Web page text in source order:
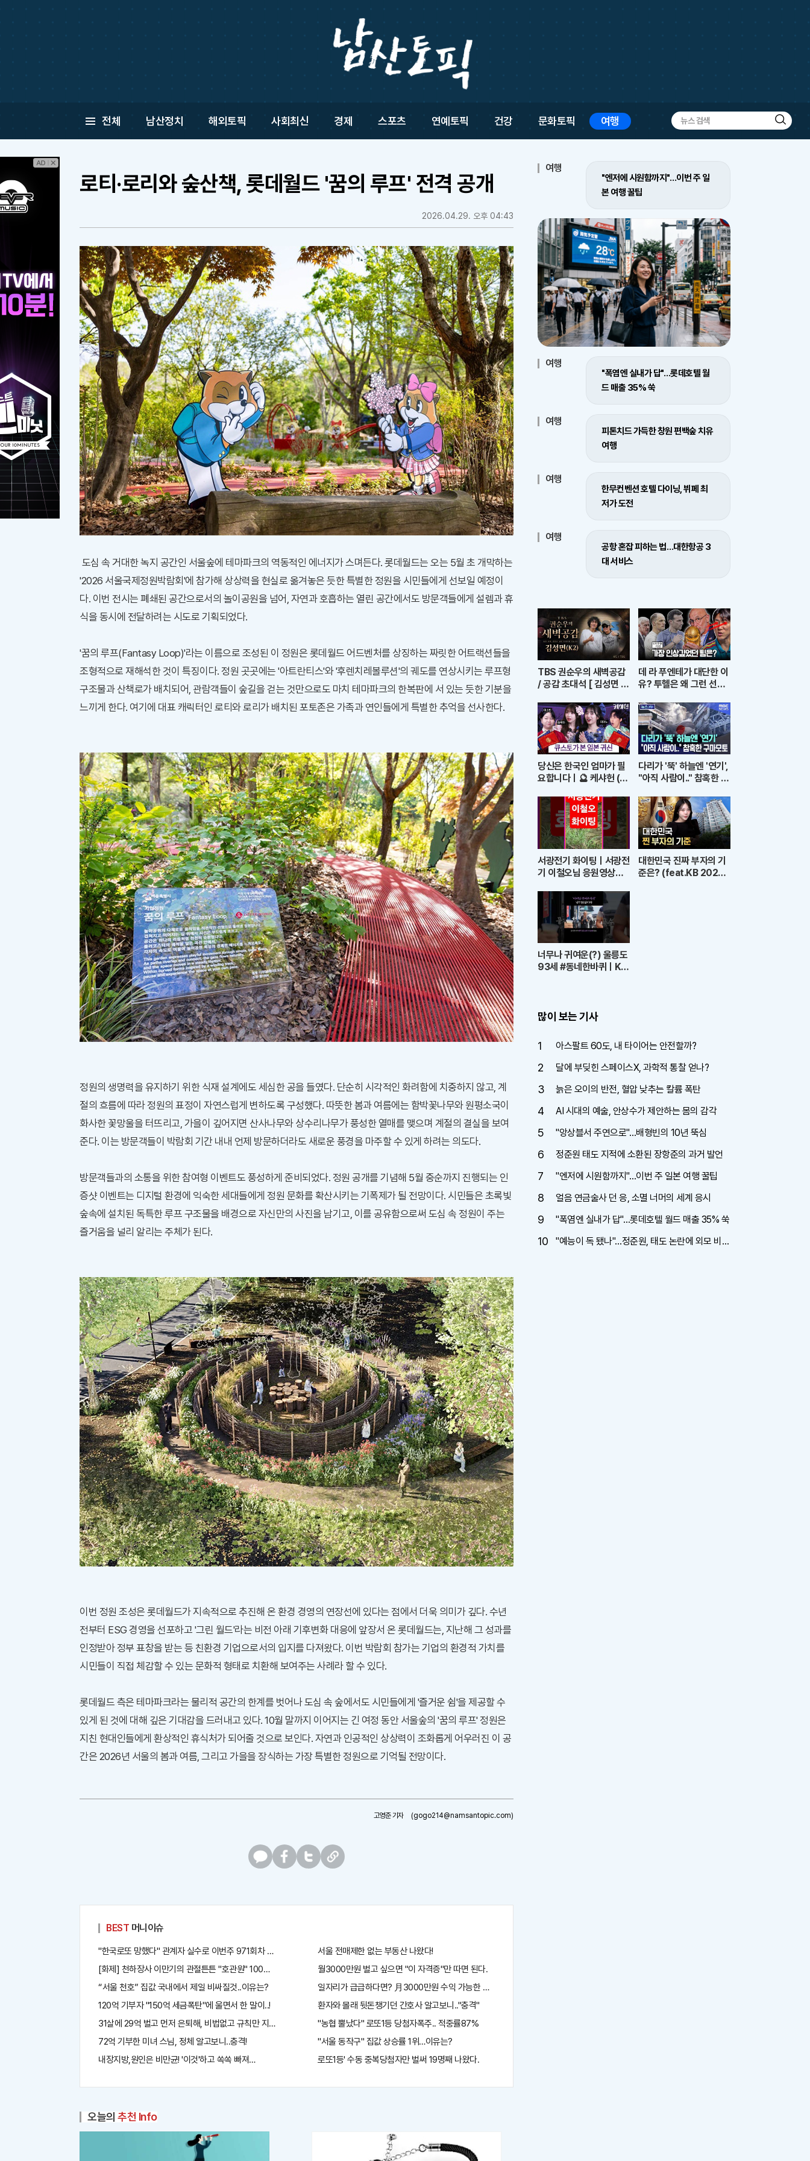
검
색
전체 남산정치 해외토픽 사회최신 경제 스포츠 연예토픽 건강 문화토픽 여행
로티·로리와 숲산책, 롯데월드 '꿈의 루프' 전격 공개
2026.04.29. 오후 04:43
도심 속 거대한 녹지 공간인 서울숲에 테마파크의 역동적인 에너지가 스며든다. 롯데월드는 오는 5월 초 개막하는
'2026 서울국제정원박람회'에 참가해 상상력을 현실로 옮겨놓은 듯한 특별한 정원을 시민들에게 선보일 예정이
다. 이번 전시는 폐쇄된 공간으로서의 놀이공원을 넘어, 자연과 호흡하는 열린 공간에서도 방문객들에게 설렘과 휴
식을 동시에 전달하려는 시도로 기획되었다.
'꿈의 루프(Fantasy Loop)'라는 이름으로 조성된 이 정원은 롯데월드 어드벤처를 상징하는 짜릿한 어트랙션들을
조형적으로 재해석한 것이 특징이다. 정원 곳곳에는 '아트란티스'와 '후렌치레볼루션'의 궤도를 연상시키는 루프형
구조물과 산책로가 배치되어, 관람객들이 숲길을 걷는 것만으로도 마치 테마파크의 한복판에 서 있는 듯한 기분을
느끼게 한다. 여기에 대표 캐릭터인 로티와 로리가 배치된 포토존은 가족과 연인들에게 특별한 추억을 선사한다.
정원의 생명력을 유지하기 위한 식재 설계에도 세심한 공을 들였다. 단순히 시각적인 화려함에 치중하지 않고, 계
절의 흐름에 따라 정원의 표정이 자연스럽게 변하도록 구성했다. 따뜻한 봄과 여름에는 함박꽃나무와 원평소국이
화사한 꽃망울을 터뜨리고, 가을이 깊어지면 산사나무와 상수리나무가 풍성한 열매를 맺으며 계절의 결실을 보여
준다. 이는 방문객들이 박람회 기간 내내 언제 방문하더라도 새로운 풍경을 마주할 수 있게 하려는 의도다.
방문객들과의 소통을 위한 참여형 이벤트도 풍성하게 준비되었다. 정원 공개를 기념해 5월 중순까지 진행되는 인
증샷 이벤트는 디지털 환경에 익숙한 세대들에게 정원 문화를 확산시키는 기폭제가 될 전망이다. 시민들은 초록빛
숲속에 설치된 독특한 루프 구조물을 배경으로 자신만의 사진을 남기고, 이를 공유함으로써 도심 속 정원이 주는
즐거움을 널리 알리는 주체가 된다.
이번 정원 조성은 롯데월드가 지속적으로 추진해 온 환경 경영의 연장선에 있다는 점에서 더욱 의미가 깊다. 수년
전부터 ESG 경영을 선포하고 '그린 월드'라는 비전 아래 기후변화 대응에 앞장서 온 롯데월드는, 지난해 그 성과를
인정받아 정부 표창을 받는 등 친환경 기업으로서의 입지를 다져왔다. 이번 박람회 참가는 기업의 환경적 가치를
시민들이 직접 체감할 수 있는 문화적 형태로 치환해 보여주는 사례라 할 수 있다.
롯데월드 측은 테마파크라는 물리적 공간의 한계를 벗어나 도심 속 숲에서도 시민들에게 '즐거운 쉼'을 제공할 수
있게 된 것에 대해 깊은 기대감을 드러내고 있다. 10월 말까지 이어지는 긴 여정 동안 서울숲의 '꿈의 루프' 정원은
지친 현대인들에게 환상적인 휴식처가 되어줄 것으로 보인다. 자연과 인공적인 상상력이 조화롭게 어우러진 이 공
간은 2026년 서울의 봄과 여름, 그리고 가을을 장식하는 가장 특별한 정원으로 기억될 전망이다.
고영준 기자 (gogo214@namsantopic.com)
BEST 머니이슈
"한국로또 망했다" 관계자 실수로 이번주 971회차 번호 6자리 공개!? 꼭 확인해라!
[화제] 천하장사 이만기의 관절튼튼 "호관원" 100%당첨 혜택 난리나!!
“서울 천호” 집값 국내에서 제일 비싸질것..이유는?
120억 기부자 "150억 세금폭탄"에 울면서 한 말이..!
31살에 29억 벌고 먼저 은퇴해, 비법없고 규칙만 지켰다!
72억 기부한 미녀 스님, 정체 알고보니..충격!
내장지방,원인은 비만균! '이것'하고 쏙쏙 빠져…
서울 전매제한 없는 부동산 나왔다!
월3000만원 벌고 싶으면 "이 자격증"만 따면 된다.
일자리가 급급하다면? 月3000만원 수익 가능한 이 "자격증" 주목받고 있어..
환자와 몰래 뒷돈챙기던 간호사 알고보니.."충격"
"농협 뿔났다" 로또1등 당첨자폭주.. 적중률87%
"서울 동작구" 집값 상승률 1위…이유는?
로또1등' 수동 중복당첨자만 벌써 19명째 나왔다.
오늘의 추천 Info
여행
"엔저에 시원함까지"…이번 주 일
본 여행 꿀팁
여행
"폭염엔 실내가 답"…롯데호텔 월
드 매출 35% 쑥
여행
피톤치드 가득한 창원 편백숲 치유
여행
여행
한무컨벤션 호텔 다이닝, 뷔페 최
저가 도전
여행
공항 혼잡 피하는 법…대한항공 3
대 서비스
TBS 권순우의 새벽공감
/ 공감 초대석 [ 김성면 /
데 라 푸엔테가 대단한 이
유? 투헬은 왜 그런 선택
결산ㅣ개눈깔의 시선
당신은 한국인 엄마가 필
요합니다ㅣ🔮 케샤헌 (w.
다리가 '뚝' 하늘엔 '연기',
"아직 사람이.." 참혹한 구
뉴스]
서광전기 화이팅ㅣ서광전
기 이철오님 응원영상｜
좋은 기운
대한민국 진짜 부자의 기
준은? (feat.KB 2025
너무나 귀여운(?) 울릉도
93세 #동네한바퀴ㅣKB
많이 보는 기사
1 아스팔트 60도, 내 타이어는 안전할까?
2 달에 부딪힌 스페이스X, 과학적 통찰 얻나?
3 늙은 오이의 반전, 혈압 낮추는 칼륨 폭탄
4 AI 시대의 예술, 안상수가 제안하는 몸의 감각
5 "앙상블서 주연으로"…배형빈의 10년 뚝심
6 정준원 태도 지적에 소환된 장항준의 과거 발언
7 "엔저에 시원함까지"…이번 주 일본 여행 꿀팁
8 얼음 연금술사 던 응, 소멸 너머의 세계 응시
9 "폭염엔 실내가 답"…롯데호텔 월드 매출 35% 쑥
10
"예능이 독 됐나"…정준원, 태도 논란에 외모 비하